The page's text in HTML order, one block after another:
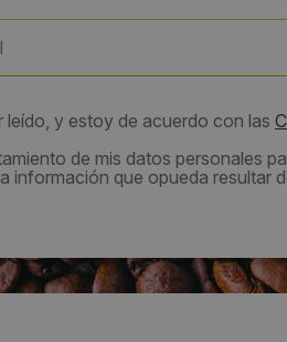
leído, y estoy de acuerdo con las
de mis datos personales
información que opueda resultar